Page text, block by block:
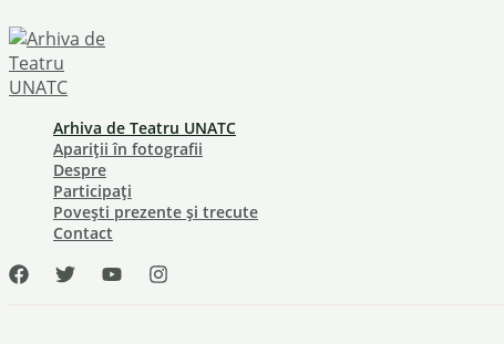
to
content
Arhiva de Teatru UNATC
Apariții în fotografii
Despre
Participați
Povești prezente și trecute
Contact